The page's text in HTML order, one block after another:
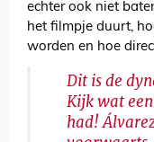
echter ook niet
het filmpje duurt,
worden en hoe
Dit is de
Kijk wat
had!